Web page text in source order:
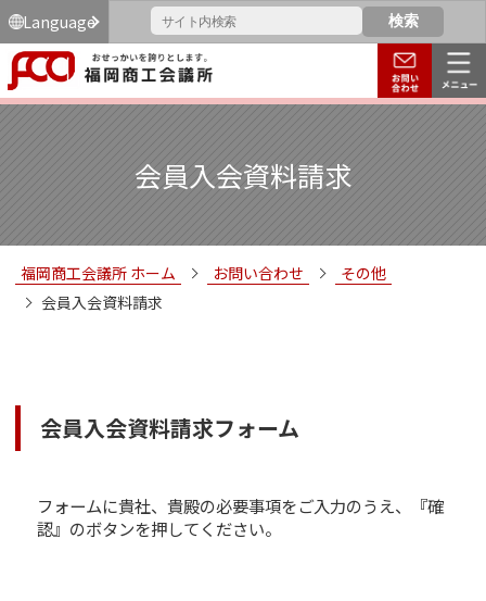
Language
会員入会資料請求
福岡商工会議所 ホーム お問い合わせ
その他
会員入会資料請求
会員入会資料請求フォーム
フォームに貴社、貴殿の必要事項をご入力のうえ、『確
認』のボタンを押してください。